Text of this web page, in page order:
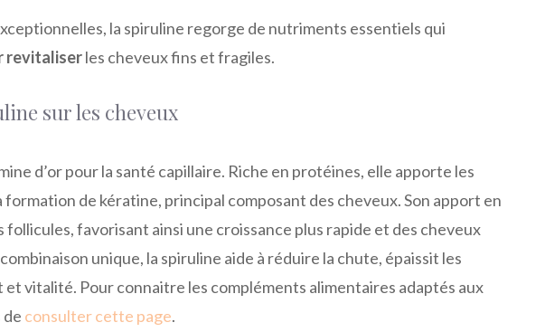
la spiruline regorge de nutriments essentiels qui
revitaliserles cheveux fins et fragiles.
sur les cheveux
d’or pour la santé capillaire. Riche en protéines, elle apporte les
formation de kératine, principal composant des cheveux. Son apport en
follicules, favorisant ainsi une croissance plus rapide et des cheveux
unique, la spiruline aide à réduire la chute, épaissit les
vitalité. Pour connaitre les compléments alimentaires adaptés aux
de consulter cette page.